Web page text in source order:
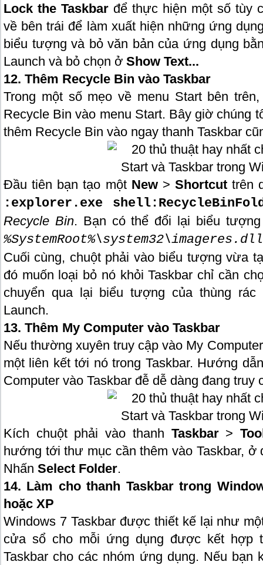
Lock the Taskbar để thực hiện một số tùy
về bên trái để làm xuất hiện những ứng
biểu tượng và bỏ văn bản của ứng dụng
Launch và bỏ chọn ở Show Text...
12. Thêm Recycle Bin vào Taskbar
Trong một số mẹo về menu Start bên
Recycle Bin vào menu Start. Bây giờ chúng
thêm Recycle Bin vào ngay thanh Taskbar
Đầu tiên bạn tạo một New >Shortcuttrên
:explorer.exe
Recycle Bin. Bạn có thể đổi lại biểu
%SystemRoot%\system32\imageres.dll
Cuối cùng, chuột phải vào biểu tượng vừa
đó muốn loại bỏ nó khỏi Taskbar chỉ cần
chuyển qua lại biểu tượng của thùng
Launch.
13. Thêm My Computer vào Taskbar
Nếu thường xuyên truy cập vào My
một liên kết tới nó trong Taskbar. Hướng
Computer vào Taskbar đễ dễ dàng đang truy
Kích chuột phải vào thanh Taskbar >
hướng tới thư mục cần thêm vào Taskbar,
Nhấn Select Folder.
14. Làm cho thanh Taskbar trong
hoặc XP
Windows 7 Taskbar được thiết kế lại như
cửa sổ cho mỗi ứng dụng được kết hợp
Taskbar cho các nhóm ứng dụng. Nếu bạn